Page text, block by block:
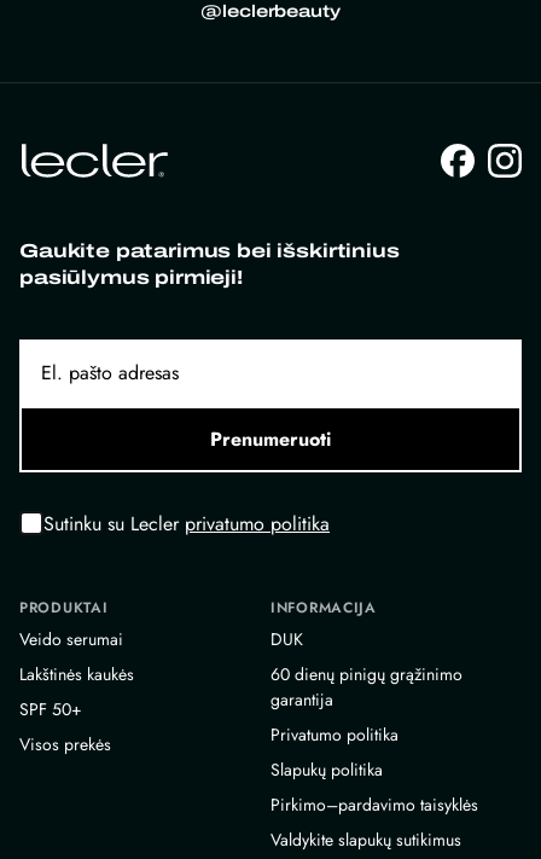
@leclerbeauty
Gaukite patarimus bei išskirtinius
pasiūlymus pirmieji!
Prenumeruoti
Sutinku su Lecler privatumo politika
PRODUKTAI
Veido serumai
Lakštinės kaukės
SPF 50+
Visos prekės
INFORMACIJA
DUK
60 dienų pinigų grąžinimo
garantija
Privatumo politika
Slapukų politika
Pirkimo–pardavimo taisyklės
Valdykite slapukų sutikimus